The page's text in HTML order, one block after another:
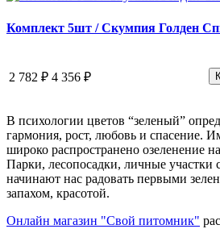
Комплект 5шт / Скумпия Голден
2 782 ₽ 4 356 ₽
В психологии цветов “зеленый”
гармония, рост, любовь и спасение.
широко распространено озеленение
Парки, лесопосадки, личные участки
начинают нас радовать первыми
запахом, красотой.
Онлайн магазин "Свой питомник"